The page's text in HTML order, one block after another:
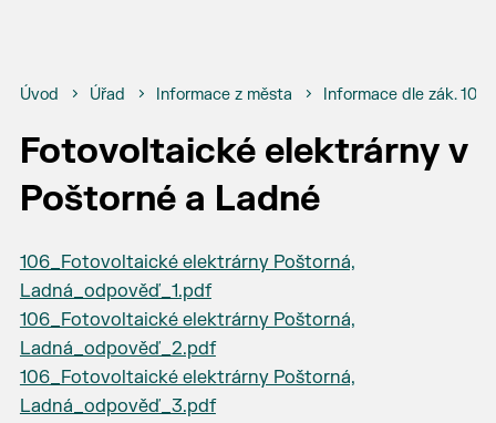
Úvod Úřad Informace z města Informace dle zák.
Fotovoltaické elektrárny v
Poštorné a Ladné
106_Fotovoltaické elektrárny Poštorná,
Ladná_odpověď_1.pdf
106_Fotovoltaické elektrárny Poštorná,
Ladná_odpověď_2.pdf
106_Fotovoltaické elektrárny Poštorná,
Ladná_odpověď_3.pdf